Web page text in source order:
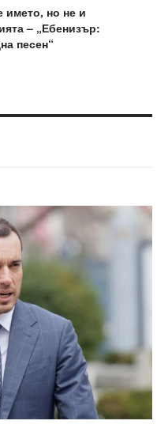
името, но не и
– „Ебенизър:
песен“